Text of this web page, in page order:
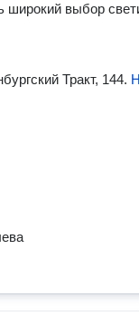
широкий выбор
Тракт, 144.